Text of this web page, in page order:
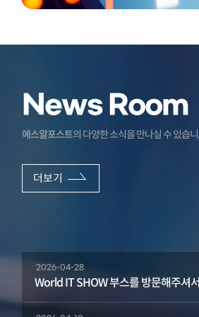
News Room
에스알포스트의 다양한 소식을 만나실 수 있습
더보기
2026-04-28
World IT SHOW 부스를 방문해주셔